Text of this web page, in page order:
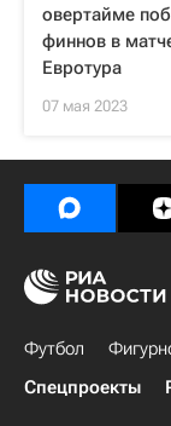
овертайме
финнов в
Евротура
07 мая 2023
Футбол
Спецпроекты